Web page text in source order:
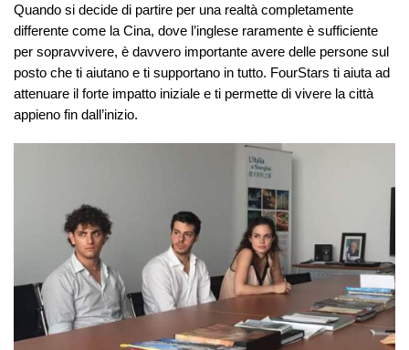
Quando si decide di partire per una realtà completamente
differente come la Cina, dove l’inglese raramente è sufficiente
per sopravvivere, è davvero importante avere delle persone sul
posto che ti aiutano e ti supportano in tutto. FourStars ti aiuta ad
attenuare il forte impatto iniziale e ti permette di vivere la città
appieno fin dall’inizio.